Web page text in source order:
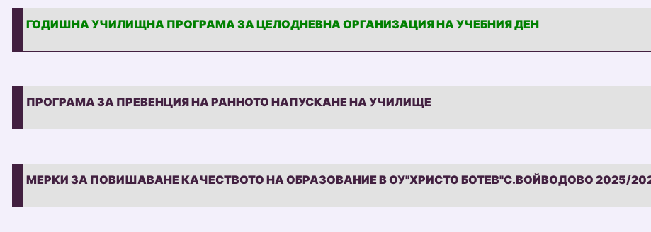
ГОДИШНА УЧИЛИЩНА ПРОГРАМА ЗА ЦЕЛОДНЕВНА ОРГАНИЗАЦИЯ НА УЧЕБНИЯ ДЕН
ГОДИШНА УЧИЛИЩНА ПРОГРАМА ЗА ЦЕЛОДНЕВНА ОРГАНИЗАЦИЯ НА УЧЕБНИЯ ДЕН
ПРОГРАМА ЗА ПРЕВЕНЦИЯ НА РАННОТО НАПУСКАНЕ НА УЧИЛИЩЕ
ПРОГРАМА ЗА ПРЕВЕНЦИЯ НА РАННОТО НАПУСКАНЕ НА УЧИЛИЩЕ
МЕРКИ ЗА ПОВИШАВАНЕ КАЧЕСТВОТО НА ОБРАЗОВАНИЕ В ОУ"ХРИСТО БОТЕВ"С.ВОЙВОДОВО 2025/
МЕРКИ ЗА ПОВИШАВАНЕ КАЧЕСТВОТО НА ОБРАЗОВАНИЕ В ОУ"ХРИСТО БОТЕВ"С.ВОЙВОДОВО 2025/